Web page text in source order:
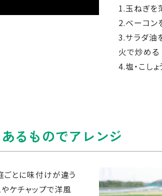
1.玉ねぎを
2.ベーコン
3.サラダ油
火で炒める
4.塩・こし
るものでアレンジ
ごとに味付けが違う
ケチャップで洋風